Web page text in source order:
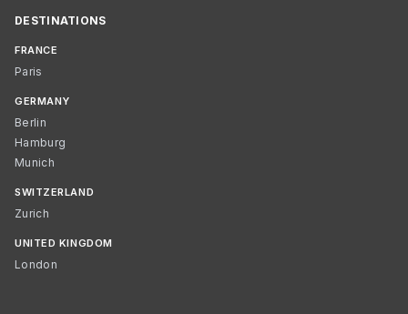
DESTINATIONS
FRANCE
Paris
GERMANY
Berlin
Hamburg
Munich
SWITZERLAND
Zurich
UNITED KINGDOM
London